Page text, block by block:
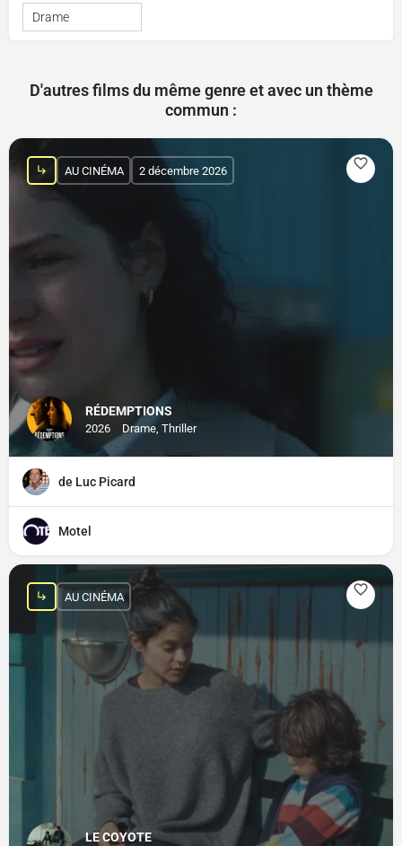
Drame
D'autres films du même genre et avec un thème
commun :
RÉDEMPTIONS
2026 Drame, Thriller
AU CINÉMA 2 décembre 2026
de Luc Picard
Motel
LE COYOTE
AU CINÉMA